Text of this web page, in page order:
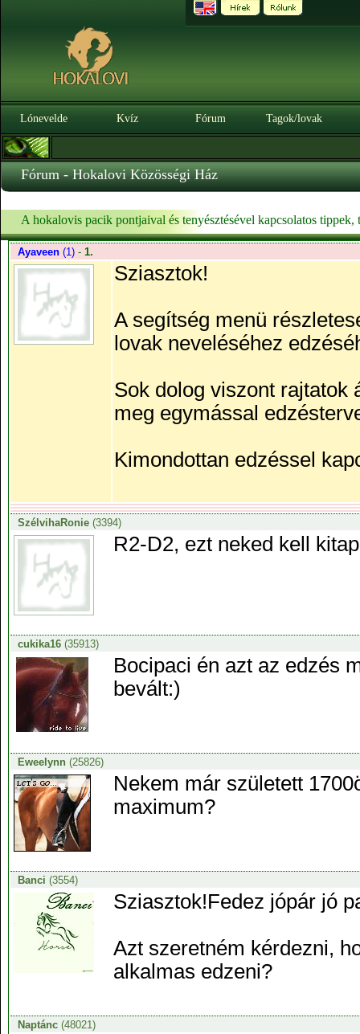
Lónevelde Kvíz Fórum Tagok/lovak
Fórum - Hokalovi Közösségi Ház
A hokalovis pacik pontjaival és tenyésztésével kapcsolatos tippek,
Ayaveen(1) - 1.
Sziasztok!
A segítség menü
lovak neveléséhez
Sok dolog viszont rajtatok
meg egymással
Kimondottan edzéssel
SzélvihaRonie(3394)
R2-D2, ezt neked kell
cukika16(35913)
Bocipaci én azt az edzés
bevált:)
Eweelynn(25826)
Nekem már született
maximum?
Banci (3554)
Sziasztok!Fedez jópár jó
Azt szeretném kérdezni,
alkalmas edzeni?
Naptánc(48021)